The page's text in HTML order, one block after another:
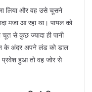
लिया और वह उसे चूसने
मजा आ रहा था। पायल को
चूत से कुछ ज्यादा ही पानी
के अंदर अपने लंड को डाल
प्रवेश हुआ तो वह जोर से